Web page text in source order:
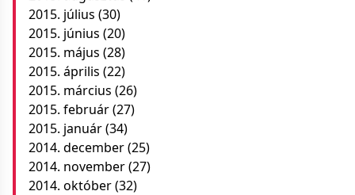
2015. július (30)
2015. június (20)
2015. május (28)
2015. április (22)
2015. március (26)
2015. február(27)
2015. január(34)
2014. december(25)
2014. november(27)
2014. október(32)